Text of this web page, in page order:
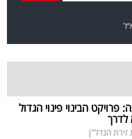
20 שנה: פרויקט הבינוי פינוי הגדול
לדרך
הנדל"ן